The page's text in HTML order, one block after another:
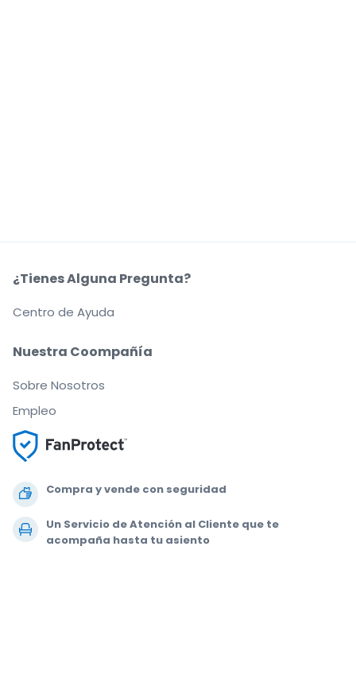
Compra y vende con seguridad
Un Servicio de Atención al Cliente que te
acompaña hasta tu asiento
Nuestra Coompañía
Sobre Nosotros
Empleo
¿Tienes Alguna Pregunta?
Centro de Ayuda